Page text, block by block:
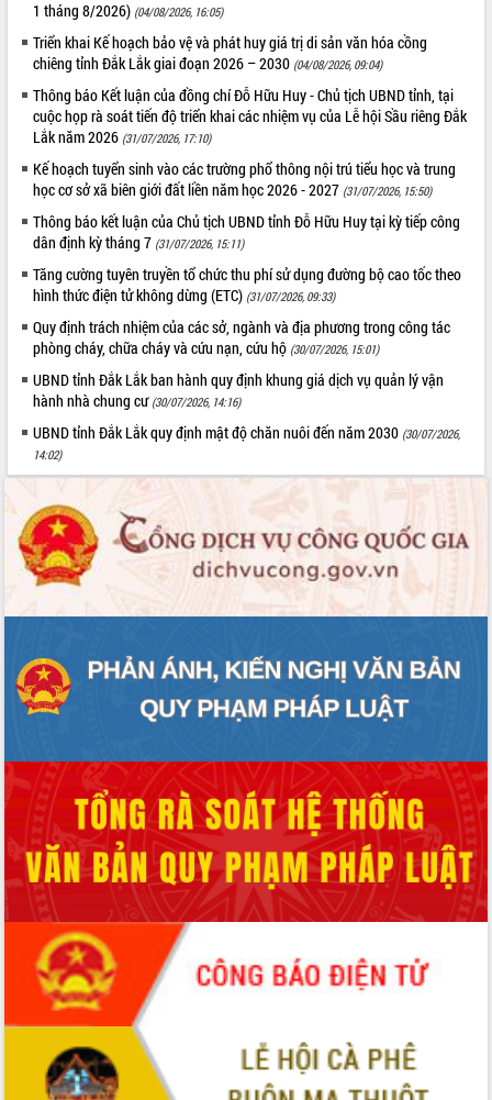
Họp báo thông tin về Hội nghị Công bố
Quy hoạch và Xúc tiến đầu tư tỉnh Đắk
Lắk
Khơi thông điểm nghẽn, đẩy nhanh
giải ngân vốn khắc phục thiên tai
HĐND tỉnh thông qua điều chỉnh Quy
hoạch tỉnh thời kỳ 2021-2030
Hội thảo góp ý hồ sơ điều chỉnh quy
hoạch tỉnh Đắk Lắk thời kỳ 2021-2030,
tầm nhìn đến năm 2050
Nâng cao hiệu quả hoạt động của các
doanh nghiệp nhà nước
Hội nghị triển khai kết nối mạng
truyền số liệu chuyên dùng phục vụ cơ
Lễ phát động chuỗi hoạt động chung
tay làm sạch môi trường
Xã Ea Kar bước chuyển mình trong
công tác cải cách hành chính mô hình
UBND tỉnh họp báo định kỳ tháng 4
năm 2026
Hội thảo khoa học “Giải pháp thúc đẩy
phát triển nền kinh tế xanh tại tỉnh
Đắk Lắk”
hiện nhiệm vụ quản lý tài sản công
hàng tuần
Tháo gỡ những vướng mắc, đẩy mạnh
công tác cải cách thủ tục hành chính
công tỉnh
Đắk Lắk: Tôn vinh 46 giải pháp tại Hội
thi Sáng tạo Kỹ thuật 2024 - 2025
Đắk Lắk rà soát, điều chỉnh Đề án 190
về phát triển nuôi trồng thủy sản
Phó Chủ tịch UBND tỉnh Đắk Lắk
Trương Công Thái kiểm tra thực địa
Dự án cao tốc Khánh Hòa - Buôn Ma
Thuột
Định vị cà phê Việt Nam như một “di
sản sống” trong dòng chảy toàn cầu
Xây dựng nông thôn mới: Nâng cao đời
sống người dân từ những mô hình thiết
thực
1 tháng 8/2026) (04/08/2026, 16:05)
Triển khai Kế hoạch bảo vệ và phát huy giá trị di sản văn hóa cồng
chiêng tỉnh Đắk Lắk giai đoạn 2026 – 2030 (04/08/2026, 09:04)
Thông báo Kết luận của đồng chí Đỗ Hữu Huy - Chủ tịch UBND tỉnh, tại
cuộc họp rà soát tiến độ triển khai các nhiệm vụ của Lễ hội Sầu riêng Đắk
Lắk năm 2026 (31/07/2026, 17:10)
Kế hoạch tuyển sinh vào các trường phổ thông nội trú tiểu học và trung
học cơ sở xã biên giới đất liền năm học 2026 - 2027 (31/07/2026, 15:50)
Thông báo kết luận của Chủ tịch UBND tỉnh Đỗ Hữu Huy tại kỳ tiếp công
dân định kỳ tháng 7 (31/07/2026, 15:11)
Tăng cường tuyên truyền tổ chức thu phí sử dụng đường bộ cao tốc theo
hình thức điện tử không dừng (ETC) (31/07/2026, 09:33)
Quy định trách nhiệm của các sở, ngành và địa phương trong công tác
phòng cháy, chữa cháy và cứu nạn, cứu hộ (30/07/2026, 15:01)
UBND tỉnh Đắk Lắk ban hành quy định khung giá dịch vụ quản lý vận
hành nhà chung cư (30/07/2026, 14:16)
UBND tỉnh Đắk Lắk quy định mật độ chăn nuôi đến năm 2030 (30/07/2026,
14:02)